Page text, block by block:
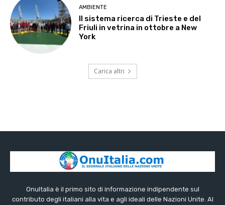
AMBIENTE
Il sistema ricerca di Trieste e del
Friuli in vetrina in ottobre a New
York
Carica altri
OnuItalia è il primo sito di informazione indipendente sul
contributo degli italiani alla vita e agli ideali delle Nazioni Unite. Al